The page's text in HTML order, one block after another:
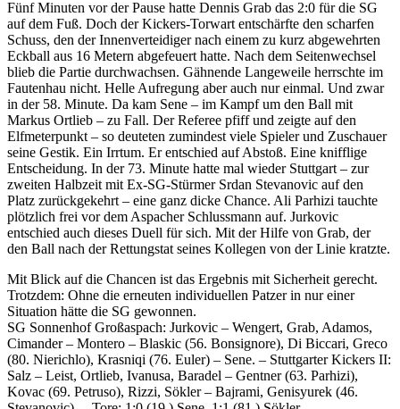
Fünf Minuten vor der Pause hatte Dennis Grab das 2:0 für die SG
auf dem Fuß. Doch der Kickers-Torwart entschärfte den scharfen
Schuss, den der Innenverteidiger nach einem zu kurz abgewehrten
Eckball aus 16 Metern abgefeuert hatte. Nach dem Seitenwechsel
blieb die Partie durchwachsen. Gähnende Langeweile herrschte im
Fautenhau nicht. Helle Aufregung aber auch nur einmal. Und zwar
in der 58. Minute. Da kam Sene – im Kampf um den Ball mit
Markus Ortlieb – zu Fall. Der Referee pfiff und zeigte auf den
Elfmeterpunkt – so deuteten zumindest viele Spieler und Zuschauer
seine Gestik. Ein Irrtum. Er entschied auf Abstoß. Eine knifflige
Entscheidung. In der 73. Minute hatte mal wieder Stuttgart – zur
zweiten Halbzeit mit Ex-SG-Stürmer Srdan Stevanovic auf den
Platz zurückgekehrt – eine ganz dicke Chance. Ali Parhizi tauchte
plötzlich frei vor dem Aspacher Schlussmann auf. Jurkovic
entschied auch dieses Duell für sich. Mit der Hilfe von Grab, der
den Ball nach der Rettungstat seines Kollegen von der Linie kratzte.
Mit Blick auf die Chancen ist das Ergebnis mit Sicherheit gerecht.
Trotzdem: Ohne die erneuten individuellen Patzer in nur einer
Situation hätte die SG gewonnen.
SG Sonnenhof Großaspach: Jurkovic – Wengert, Grab, Adamos,
Cimander – Montero – Blaskic (56. Bonsignore), Di Biccari, Greco
(80. Nierichlo), Krasniqi (76. Euler) – Sene. – Stuttgarter Kickers II:
Salz – Leist, Ortlieb, Ivanusa, Baradel – Gentner (63. Parhizi),
Kovac (69. Petruso), Rizzi, Sökler – Bajrami, Genisyurek (46.